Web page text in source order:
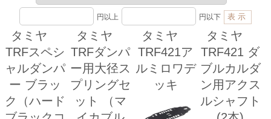
円以上 円以下
タミヤ
TRFスペシ
ャルダンパ
ー ブラッ
ク（ハード
タミヤ
TRFダンパ
ー用大径ス
プリングセ
ット （マ
タミヤ
TRF421ア
ルミロワデ
ッキ
タミヤ
TRF421 ダ
ブルカルダ
ン用アクス
ルシャフト